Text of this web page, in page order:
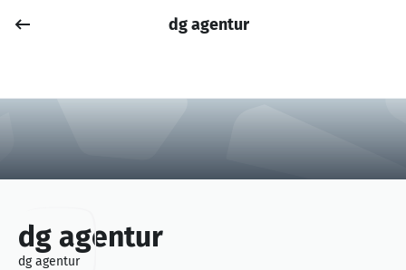
Anmelden
dg agentur
dg agentur
dg agentur